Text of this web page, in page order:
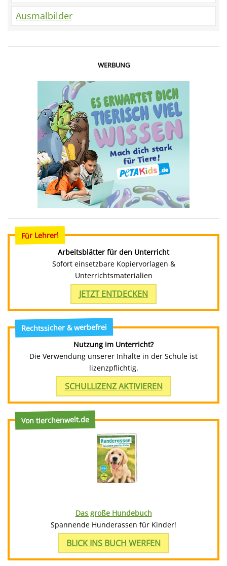
Ausmalbilder
WERBUNG
Für Lehrer!
Arbeitsblätter für den Unterricht
Sofort einsetzbare Kopiervorlagen &
Unterrichtsmaterialien
JETZT ENTDECKEN
Rechtssicher & werbefrei
Nutzung im Unterricht?
Die Verwendung unserer Inhalte in der Schule ist
lizenzpflichtig.
SCHULLIZENZ AKTIVIEREN
Von tierchenwelt.de
Das große Hundebuch
Spannende Hunderassen für Kinder!
BLICK INS BUCH WERFEN